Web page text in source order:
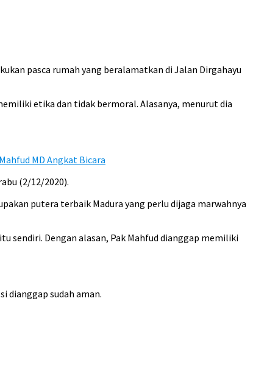
pasca rumah yang beralamatkan di Jalan Dirgahayu
etika dan tidak bermoral. Alasanya, menurut dia
MD Angkat Bicara
(2/12/2020).
putera terbaik Madura yang perlu dijaga marwahnya
sendiri. Dengan alasan, Pak Mahfud dianggap memiliki
dianggap sudah aman.